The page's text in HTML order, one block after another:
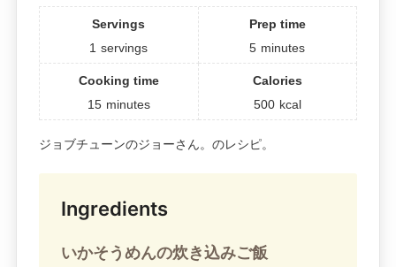
Servings
1 servings
Prep time
5 minutes
Cooking time
15 minutes
Calories
500 kcal
ジョブチューンのジョーさん。のレシピ。
Ingredients
いかそうめんの炊き込みご飯